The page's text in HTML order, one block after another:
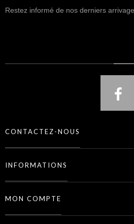
Restez informé de nos derniers
CONTACTEZ-NOUS
INFORMATIONS
MON COMPTE